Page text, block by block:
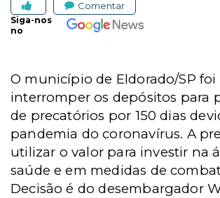
Comentar
Siga-nos
no
O município de Eldorado/SP
interromper os depósitos para
de precatórios por 150 dias
pandemia do coronavírus. A
utilizar o valor para investir na
saúde e em medidas de
Decisão é do desembargador